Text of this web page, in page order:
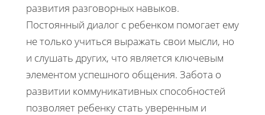
развития разговорных навыков.
Постоянный диалог с ребенком помогает ему
не только учиться выражать свои мысли, но
и слушать других, что является ключевым
элементом успешного общения. Забота о
развитии коммуникативных способностей
позволяет ребенку стать уверенным и